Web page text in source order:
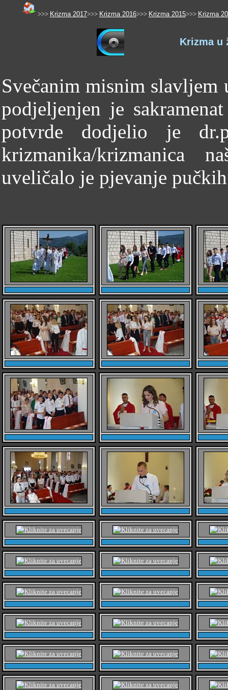
>>> Krizma 2017>>> Krizma 2016>>> Krizma 2015>>> Krizma
Krizma u
Svečanim misnim
podjeljenjen je
potvrde dodjelio je
krizmanika/krizmanica
uveličalo je pjevanje